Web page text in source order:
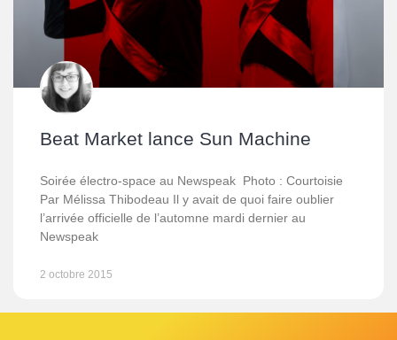
Beat Market lance Sun Machine
Soirée électro-space au Newspeak Photo : Courtoisie
Par Mélissa Thibodeau Il y avait de quoi faire oublier
l’arrivée officielle de l’automne mardi dernier au
Newspeak
2 octobre 2015